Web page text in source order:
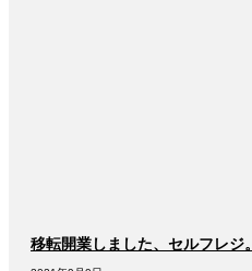
移転開業しました、セルフレジ。